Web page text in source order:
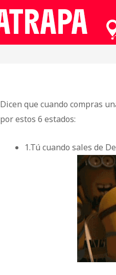
Dicen que cuando compras
por estos 6 estados:
1.Tú cuando sales de